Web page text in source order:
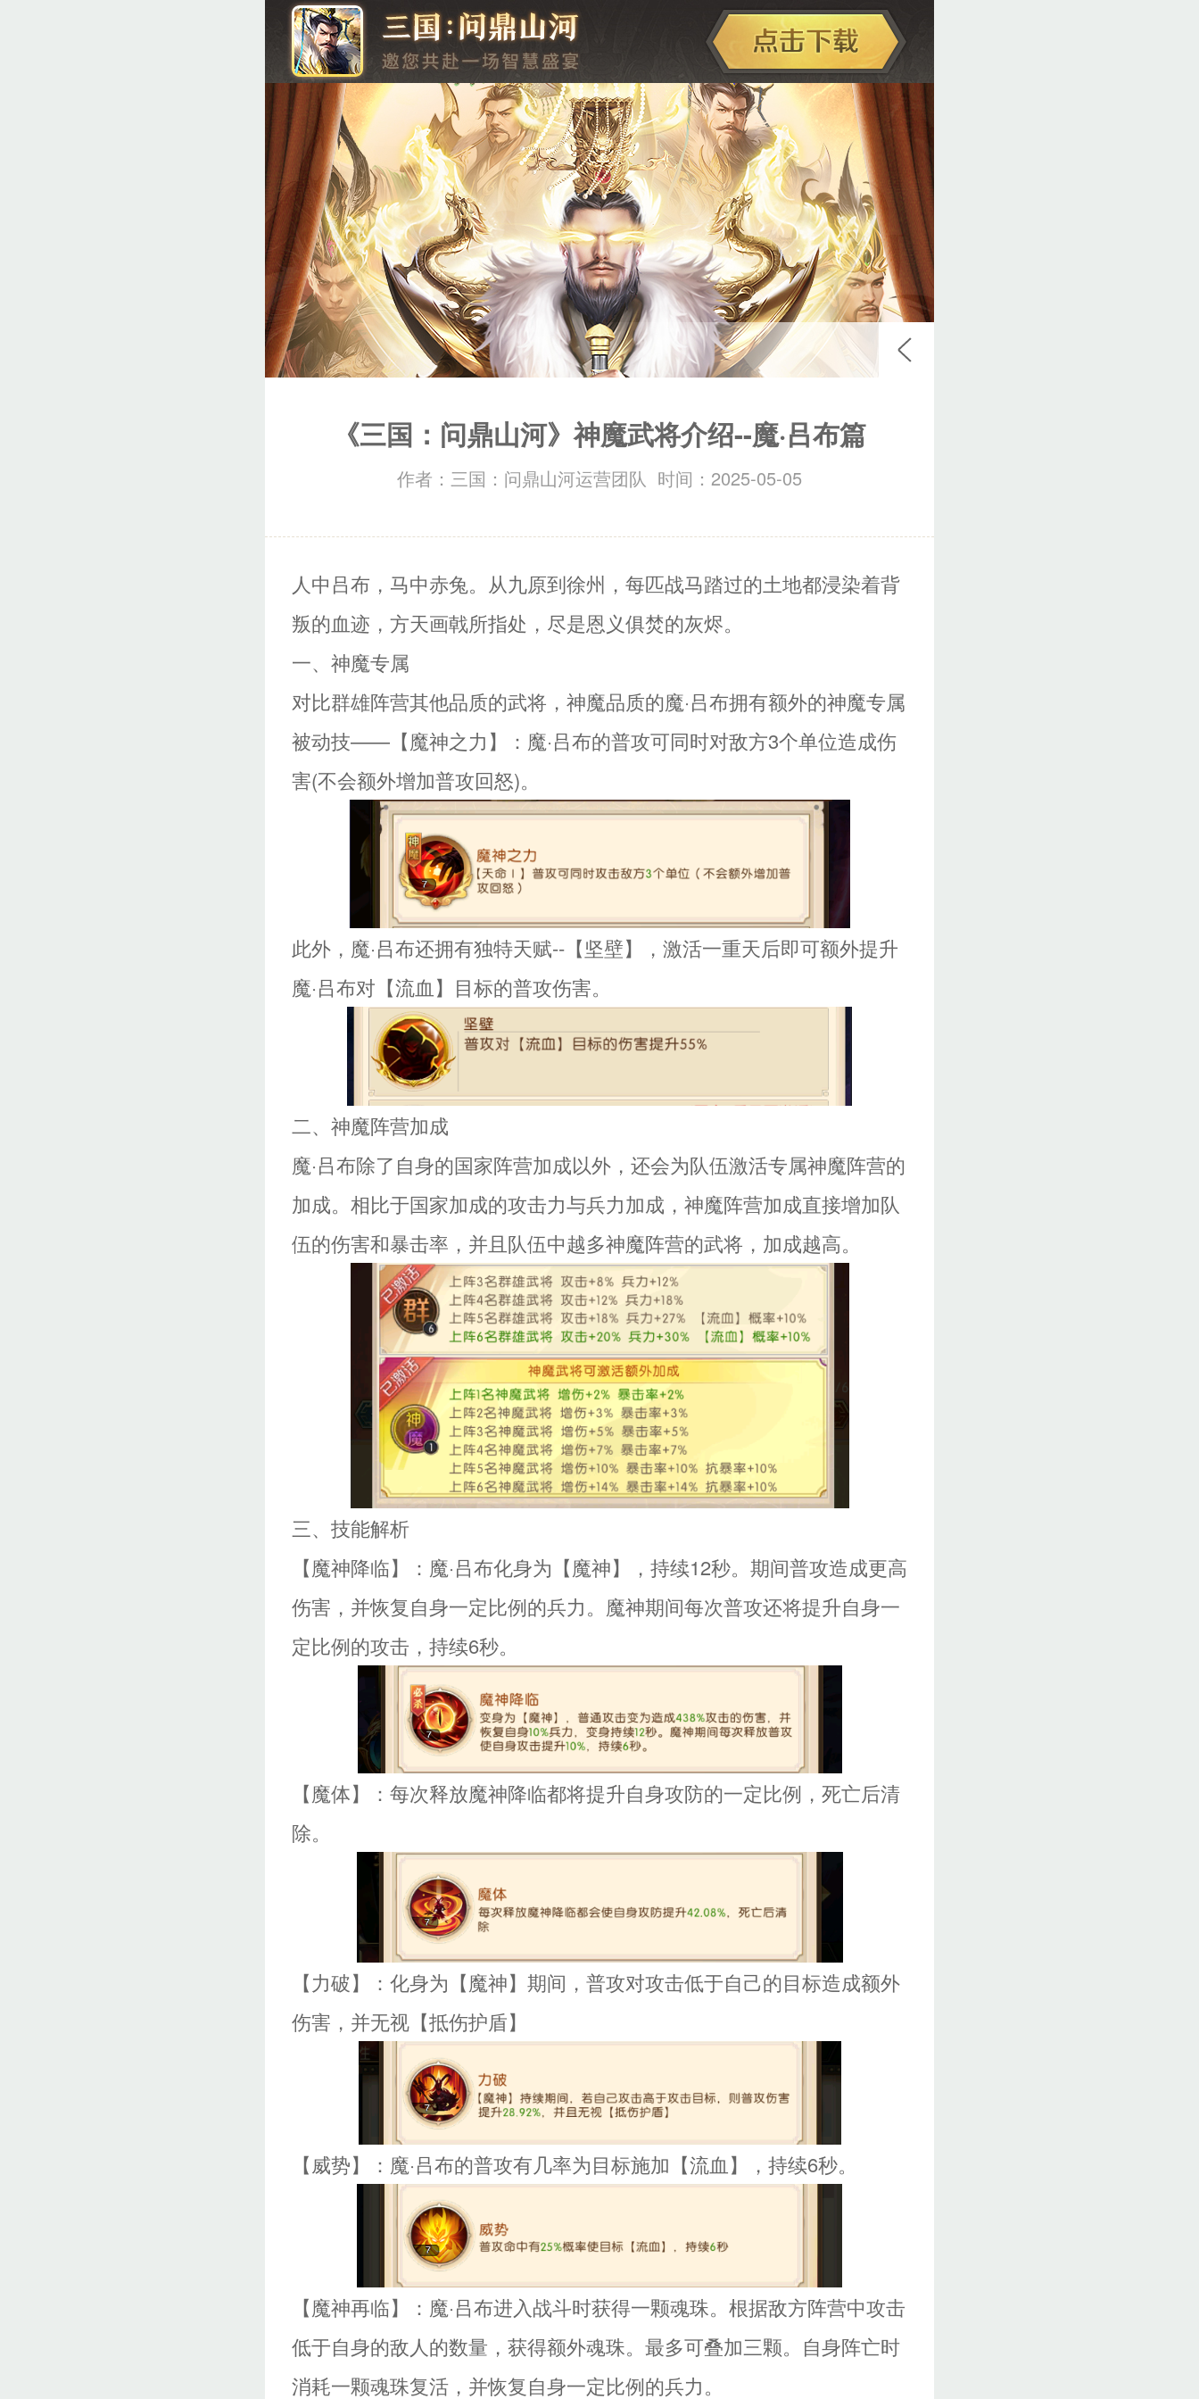
《三国：问鼎山河》神魔武将介绍--魔·吕布篇
作者：三国：问鼎山河运营团队 时间：2025-05-05
人中吕布，马中赤兔。从九原到徐州，每匹战马踏过的土地都浸染着背
叛的血迹，方天画戟所指处，尽是恩义俱焚的灰烬。
一、神魔专属
对比群雄阵营其他品质的武将，神魔品质的魔·吕布拥有额外的神魔专属
被动技——【魔神之力】：魔·吕布的普攻可同时对敌方3个单位造成伤
害(不会额外增加普攻回怒)。
此外，魔·吕布还拥有独特天赋--【坚壁】，激活一重天后即可额外提升
魔·吕布对【流血】目标的普攻伤害。
二、神魔阵营加成
魔·吕布除了自身的国家阵营加成以外，还会为队伍激活专属神魔阵营的
加成。相比于国家加成的攻击力与兵力加成，神魔阵营加成直接增加队
伍的伤害和暴击率，并且队伍中越多神魔阵营的武将，加成越高。
三、技能解析
【魔神降临】：魔·吕布化身为【魔神】，持续12秒。期间普攻造成更高
伤害，并恢复自身一定比例的兵力。魔神期间每次普攻还将提升自身一
定比例的攻击，持续6秒。
【魔体】：每次释放魔神降临都将提升自身攻防的一定比例，死亡后清
除。
【力破】：化身为【魔神】期间，普攻对攻击低于自己的目标造成额外
伤害，并无视【抵伤护盾】
【威势】：魔·吕布的普攻有几率为目标施加【流血】，持续6秒。
【魔神再临】：魔·吕布进入战斗时获得一颗魂珠。根据敌方阵营中攻击
低于自身的敌人的数量，获得额外魂珠。最多可叠加三颗。自身阵亡时
消耗一颗魂珠复活，并恢复自身一定比例的兵力。